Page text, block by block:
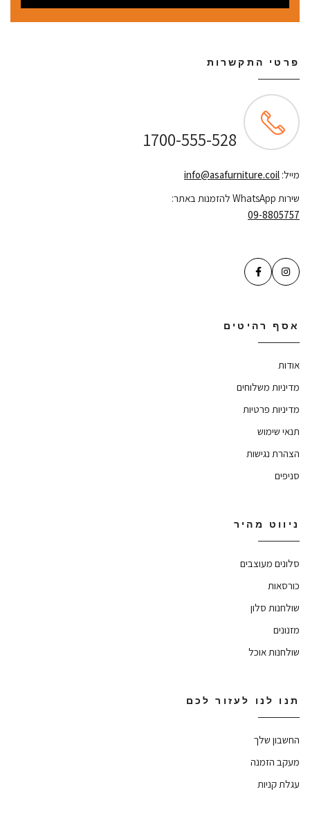
פרטי התקשרות
1700-555-528
מייל:info@asafurniture.coil
שירות WhatsApp להזמנות באתר:
09-8805757
אסף רהיטים
אודות
מדיניות משלוחים
מדיניות פרטיות
תנאי שימוש
הצהרת נגישות
סניפים
ניווט מהיר
סלונים מעוצבים
כורסאות
שולחנות סלון
מזנונים
שולחנות אוכל
תנו לנו לעזור לכם
החשבון שלך
מעקב הזמנה
עגלת קניות